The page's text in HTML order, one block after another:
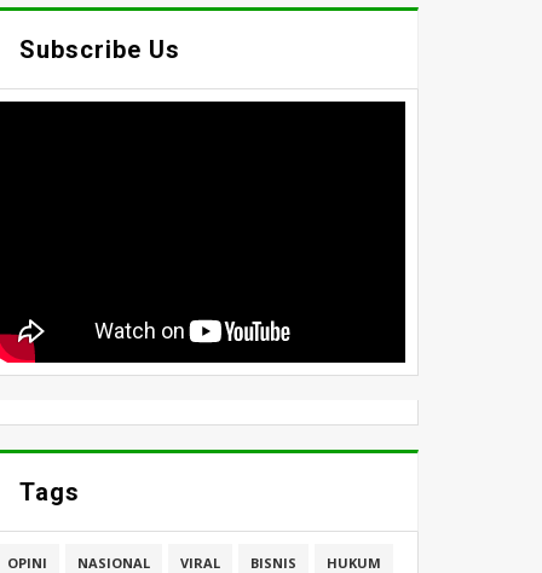
Subscribe Us
Tags
OPINI NASIONAL VIRAL BISNIS HUKUM